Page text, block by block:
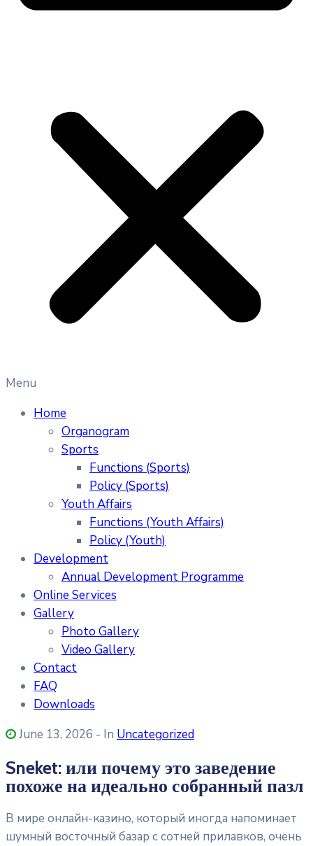
Menu
Home
Organogram
Sports
Functions (Sports)
Policy (Sports)
Youth Affairs
Functions (Youth Affairs)
Policy (Youth)
Development
Annual Development Programme
Online Services
Gallery
Photo Gallery
Video Gallery
Contact
FAQ
Downloads
June 13, 2026 - In Uncategorized
Sneket: или почему это заведение
похоже на идеально собранный пазл
В мире онлайн-казино, который иногда напоминает
шумный восточный базар с сотней прилавков, очень